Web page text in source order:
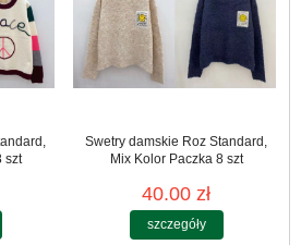
szt
Swetry damskie Roz Standard,
Mix Kolor Paczka 8 szt
40.00 zł
szczegóły